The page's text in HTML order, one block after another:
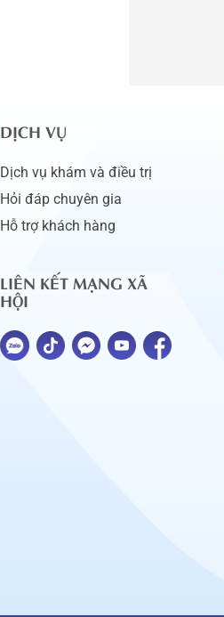
DỊCH VỤ
Dịch vụ khám và điều trị
Hỏi đáp chuyên gia
Hỗ trợ khách hàng
LIÊN KẾT MẠNG XÃ
HỘI